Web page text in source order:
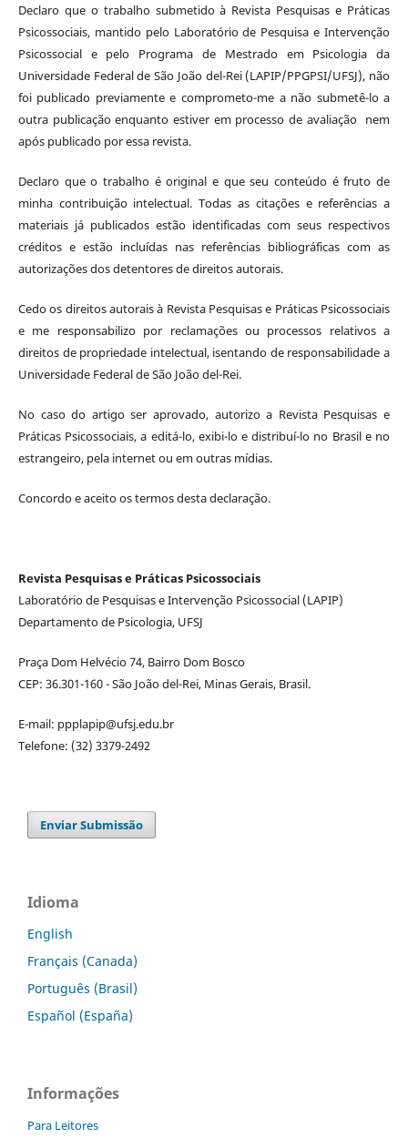
Declaro que o trabalho submetido à Revista Pesquisas e Práticas
Psicossociais, mantido pelo Laboratório de Pesquisa e Intervenção
Psicossocial e pelo Programa de Mestrado em Psicologia da
Universidade Federal de São João del-Rei (LAPIP/PPGPSI/UFSJ), não
foi publicado previamente e comprometo-me a não submetê-lo a
outra publicação enquanto estiver em processo de avaliação nem
após publicado por essa revista.
Declaro que o trabalho é original e que seu conteúdo é fruto de
minha contribuição intelectual. Todas as citações e referências a
materiais já publicados estão identificadas com seus respectivos
créditos e estão incluídas nas referências bibliográficas com as
autorizações dos detentores de direitos autorais.
Cedo os direitos autorais à Revista Pesquisas e Práticas Psicossociais
e me responsabilizo por reclamações ou processos relativos a
direitos de propriedade intelectual, isentando de responsabilidade a
Universidade Federal de São João del-Rei.
No caso do artigo ser aprovado, autorizo a Revista Pesquisas e
Práticas Psicossociais, a editá-lo, exibi-lo e distribuí-lo no Brasil e no
estrangeiro, pela internet ou em outras mídias.
Concordo e aceito os termos desta declaração.
Revista Pesquisas e Práticas Psicossociais
Laboratório de Pesquisas e Intervenção Psicossocial (LAPIP)
Departamento de Psicologia, UFSJ
Praça Dom Helvécio 74, Bairro Dom Bosco
CEP: 36.301-160 - São João del-Rei, Minas Gerais, Brasil.
E-mail: ppplapip@ufsj.edu.br
Telefone: (32) 3379-2492
Enviar Submissão
Idioma
English
Français (Canada)
Português (Brasil)
Español (España)
Informações
Para Leitores